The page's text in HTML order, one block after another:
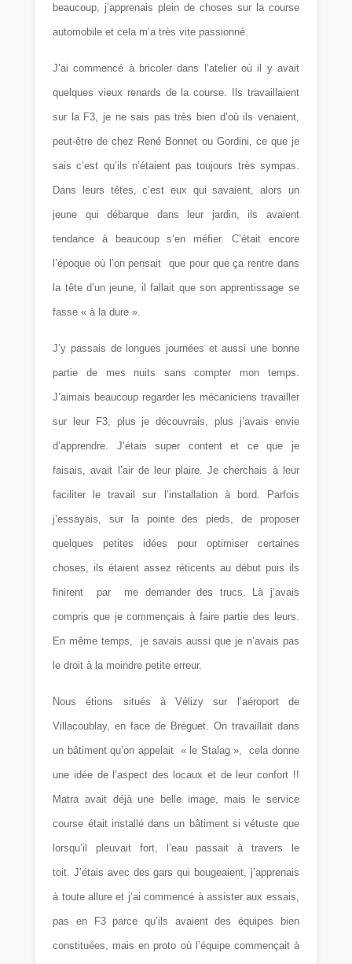
beaucoup, j’apprenais plein de choses sur la course
automobile et cela m’a très vite passionné.
J’ai commencé à bricoler dans l’atelier où il y avait
quelques vieux renards de la course. Ils travaillaient
sur la F3, je ne sais pas très bien d’où ils venaient,
peut-être de chez René Bonnet ou Gordini, ce que je
sais c’est qu’ils n’étaient pas toujours très sympas.
Dans leurs têtes, c’est eux qui savaient, alors un
jeune qui débarque dans leur jardin, ils avaient
tendance à beaucoup s’en méfier. C’était encore
l’époque où l’on pensait que pour que ça rentre dans
la tête d’un jeune, il fallait que son apprentissage se
fasse « à la dure ».
J’y passais de longues journées et aussi une bonne
partie de mes nuits sans compter mon temps.
J’aimais beaucoup regarder les mécaniciens travailler
sur leur F3, plus je découvrais, plus j’avais envie
d’apprendre. J’étais super content et ce que je
faisais, avait l’air de leur plaire. Je cherchais à leur
faciliter le travail sur l’installation à bord. Parfois
j’essayais, sur la pointe des pieds, de proposer
quelques petites idées pour optimiser certaines
choses, ils étaient assez réticents au début puis ils
finirent par me demander des trucs. Là j’avais
compris que je commençais à faire partie des leurs.
En même temps, je savais aussi que je n’avais pas
le droit à la moindre petite erreur.
Nous étions situés à Vélizy sur l’aéroport de
Villacoublay, en face de Bréguet. On travaillait dans
un bâtiment qu’on appelait « le Stalag », cela donne
une idée de l’aspect des locaux et de leur confort !!
Matra avait déjà une belle image, mais le service
course était installé dans un bâtiment si vétuste que
lorsqu’il pleuvait fort, l’eau passait à travers le
toit. J’étais avec des gars qui bougeaient, j’apprenais
à toute allure et j’ai commencé à assister aux essais,
pas en F3 parce qu’ils avaient des équipes bien
constituées, mais en proto où l’équipe commençait à